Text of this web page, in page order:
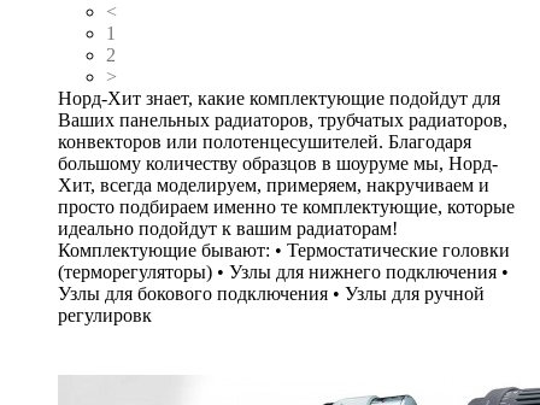
<
1
2
>
Норд-Хит знает, какие комплектующие подойдут для
Ваших панельных радиаторов, трубчатых радиаторов,
конвекторов или полотенцесушителей. Благодаря
большому количеству образцов в шоуруме мы, Норд-
Хит, всегда моделируем, примеряем, накручиваем и
просто подбираем именно те комплектующие, которые
идеально подойдут к вашим радиаторам!
Комплектующие бывают: • Термостатические головки
(терморегуляторы) • Узлы для нижнего подключения •
Узлы для бокового подключения • Узлы для ручной
регулировк